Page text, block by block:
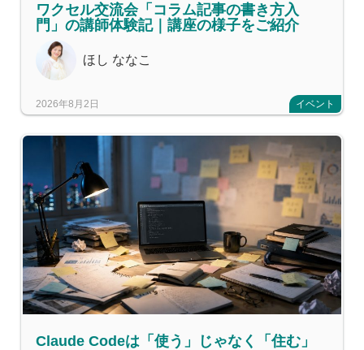
ワクセル交流会「コラム記事の書き方入
門」の講師体験記｜講座の様子をご紹介
ほし ななこ
2026年8月2日 イベント
Claude Codeは「使う」じゃなく「住む」